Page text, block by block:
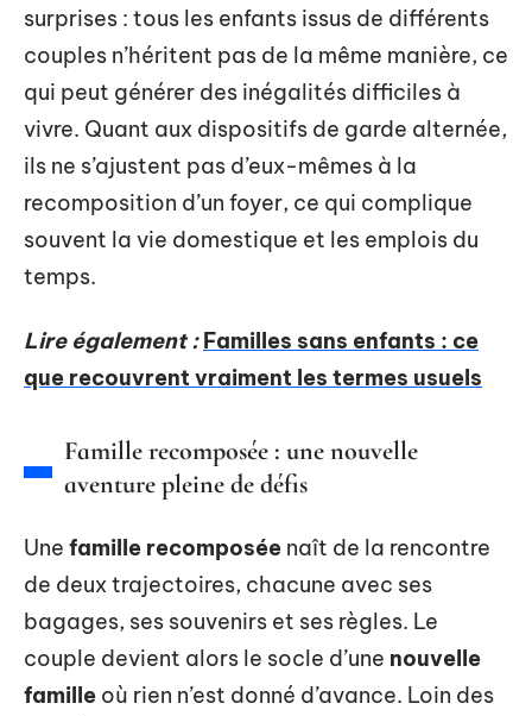
surprises : tous les enfants issus de différents
couples n’héritent pas de la même manière, ce
qui peut générer des inégalités difficiles à
vivre. Quant aux dispositifs de garde alternée,
ils ne s’ajustent pas d’eux-mêmes à la
recomposition d’un foyer, ce qui complique
souvent la vie domestique et les emplois du
temps.
Lire également : Familles sans enfants : ce
que recouvrent vraiment les termes usuels
Famille recomposée : une nouvelle
aventure pleine de défis
Une famille recomposée naît de la rencontre
de deux trajectoires, chacune avec ses
bagages, ses souvenirs et ses règles. Le
couple devient alors le socle d’une nouvelle
famille où rien n’est donné d’avance. Loin des